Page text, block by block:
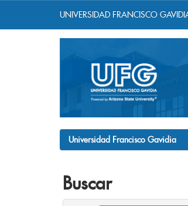
UNIVERSIDAD FRANCISCO
Universidad Francisco Gavidia
Buscar